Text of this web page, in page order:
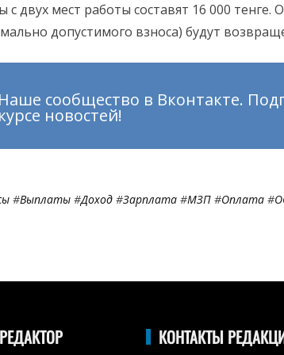
с двух мест работы составят 16 000
допустимого взноса) будут
Наше сообщество в Вконтакте.
курсе новостей!
#Выплаты #Доход #Зарплата #МЗП #Оплата #
КОНТАКТЫ